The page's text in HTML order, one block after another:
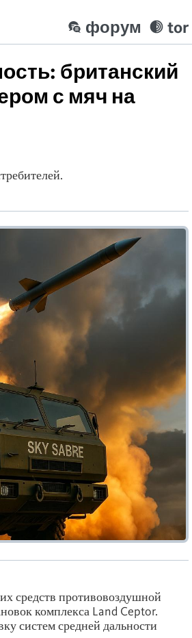
tor
форум
британский
с мяч на
средств противовоздушной
комплекса Land Ceptor.
систем средней дальности